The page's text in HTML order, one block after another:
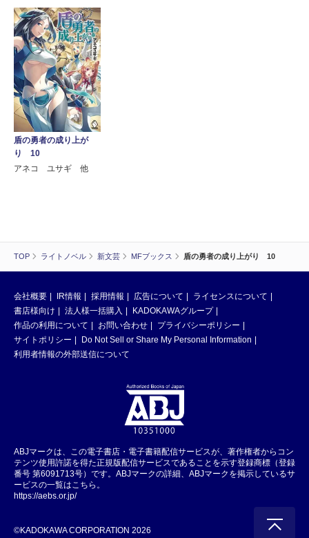
TOP ライトノベル 新文芸 MFブックス 盾の勇者の成り上がり 10
盾の勇者の成り上が
り 10
アネコ ユサギ 他
会社概要 IR情報 採用情報 広告について
ライセンスについて
書店様向け
法人様一括購入
KADOKAWAグループ
作品の利用について
お問い合わせ
プライバシーポリシー
サイトポリシー
Do Not Sell or Share My Personal Information
利用者情報の外部送信について
ABJマークは、この電子書店・電子書籍配信サービスが、著作権者からコン
テンツ使用許諾を得た正規版配信サービスであることを示す登録商標（登録
番号 第6091713号）です。ABJマークの詳細、ABJマークを掲示しているサ
ービスの一覧はこちら。
https://aebs.or.jp/
©KADOKAWA CORPORATION 2026